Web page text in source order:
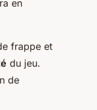
en
frappe et
du jeu.
de